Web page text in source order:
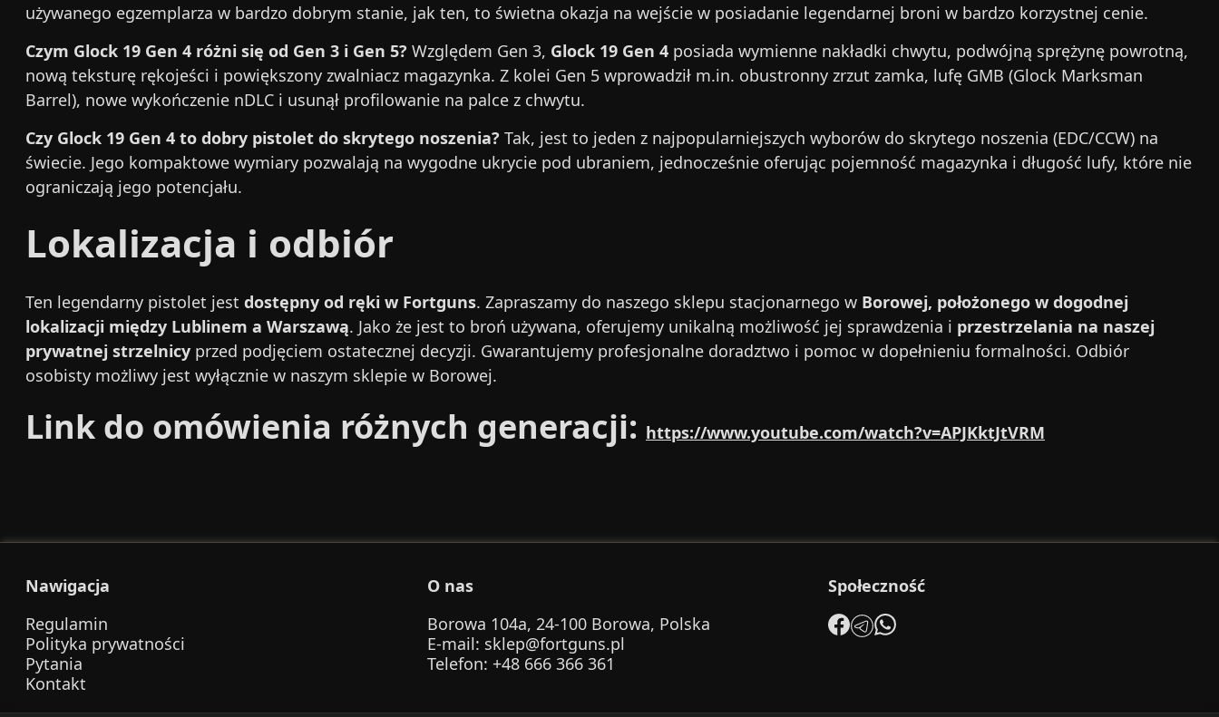
używanego egzemplarza w bardzo dobrym stanie, jak ten, to świetna okazja na wejście w posiadanie legendarnej broni w bardzo korzystnej cenie.
Czym Glock 19 Gen 4 różni się od Gen 3 i Gen 5? Względem Gen 3, Glock 19 Gen 4 posiada wymienne nakładki chwytu, podwójną sprężynę powrotną,
nową teksturę rękojeści i powiększony zwalniacz magazynka. Z kolei Gen 5 wprowadził m.in. obustronny zrzut zamka, lufę GMB (Glock Marksman
Barrel), nowe wykończenie nDLC i usunął profilowanie na palce z chwytu.
Czy Glock 19 Gen 4 to dobry pistolet do skrytego noszenia? Tak, jest to jeden z najpopularniejszych wyborów do skrytego noszenia (EDC/CCW) na
świecie. Jego kompaktowe wymiary pozwalają na wygodne ukrycie pod ubraniem, jednocześnie oferując pojemność magazynka i długość lufy, które nie
ograniczają jego potencjału.
Lokalizacja i odbiór
Ten legendarny pistolet jest dostępny od ręki w Fortguns. Zapraszamy do naszego sklepu stacjonarnego w Borowej, położonego w dogodnej
lokalizacji między Lublinem a Warszawą. Jako że jest to broń używana, oferujemy unikalną możliwość jej sprawdzenia i przestrzelania na naszej
prywatnej strzelnicy przed podjęciem ostatecznej decyzji. Gwarantujemy profesjonalne doradztwo i pomoc w dopełnieniu formalności. Odbiór
osobisty możliwy jest wyłącznie w naszym sklepie w Borowej.
Link do omówienia różnych generacji: https://www.youtube.com/watch?v=APJKktJtVRM
Nawigacja
Regulamin
Polityka prywatności
Pytania
Kontakt
O nas
Borowa 104a, 24-100 Borowa, Polska
E-mail: sklep@fortguns.pl
Telefon: +48 666 366 361
Społeczność